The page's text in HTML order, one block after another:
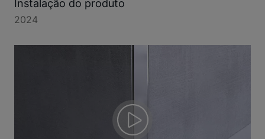
Instalação do produto
2024